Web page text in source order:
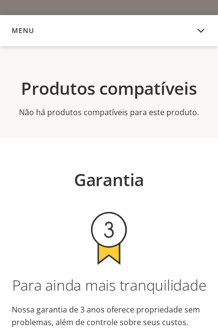
MENU
PRODUTOS COMPATÍVEIS
Produtos compatíveis
Não há produtos compatíveis para este produto.
Garantia
Para ainda mais tranquilidade
Nossa garantia de 3 anos oferece propriedade sem
problemas, além de controle sobre seus custos.